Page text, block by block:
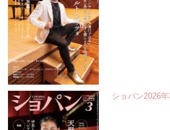
ショパン2026